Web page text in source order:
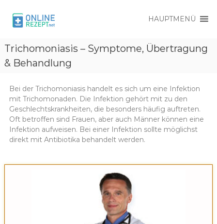
n
n
e
R
e
z
e
t
n
l
R
e
z
e
p
t
HAUPTMENÜ
Trichomoniasis – Symptome, Übertragung
& Behandlung
Bei der Trichomoniasis handelt es sich um eine Infektion
mit Trichomonaden. Die Infektion gehört mit zu den
Geschlechtskrankheiten, die besonders häufig auftreten.
Oft betroffen sind Frauen, aber auch Männer können eine
Infektion aufweisen. Bei einer Infektion sollte möglichst
direkt mit Antibiotika behandelt werden.